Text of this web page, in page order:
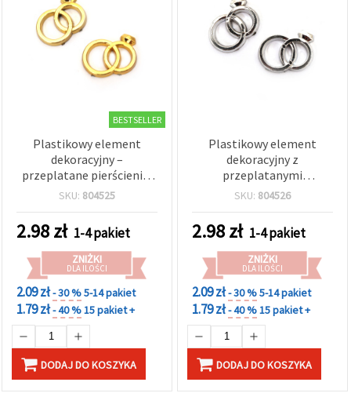
BESTSELLER
Plastikowy element
dekoracyjny –
przeplatane pierścienie,
kolor złoty, 27x21 mm, 10
SKU: 804525
2.98zł 1-4 pakiet
ZNIŻKI
DLA ILOŚCI
2.09 zł- 30 %5-14 pakiet
1.79 zł- 40 %15 pakiet +
DODAJ DO KOSZYKA
Plastikowy element
dekoracyjny z
przeplatanymi
pierścieniami, kolor
SKU: 804526
2.98zł 1-4 pakiet
ZNIŻKI
DLA ILOŚCI
2.09 zł- 30 %5-14 pakiet
1.79 zł- 40 %15 pakiet +
DODAJ DO KOSZYKA